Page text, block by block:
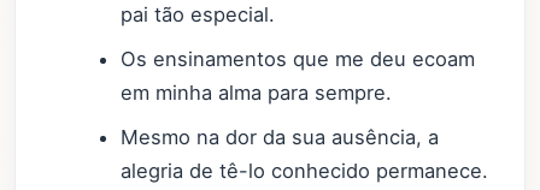
pai tão especial.
Os ensinamentos que me deu ecoam
em minha alma para sempre.
Mesmo na dor da sua ausência, a
alegria de tê-lo conhecido permanece.